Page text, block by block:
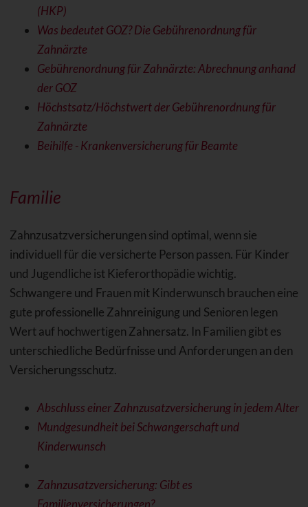
(HKP)
Was bedeutet GOZ? Die Gebührenordnung für
Zahnärzte
Gebührenordnung für Zahnärzte: Abrechnung anhand
der GOZ
Höchstsatz/Höchstwert der Gebührenordnung für
Zahnärzte
Beihilfe - Krankenversicherung für Beamte
Familie
Zahnzusatzversicherungen sind optimal, wenn sie
individuell für die versicherte Person passen. Für Kinder
und Jugendliche ist Kieferorthopädie wichtig.
Schwangere und Frauen mit Kinderwunsch brauchen eine
gute professionelle Zahnreinigung und Senioren legen
Wert auf hochwertigen Zahnersatz. In Familien gibt es
unterschiedliche Bedürfnisse und Anforderungen an den
Versicherungsschutz.
Abschluss einer Zahnzusatzversicherung in jedem Alter
Mundgesundheit bei Schwangerschaft und
Kinderwunsch
Zahnzusatzversicherung: Gibt es